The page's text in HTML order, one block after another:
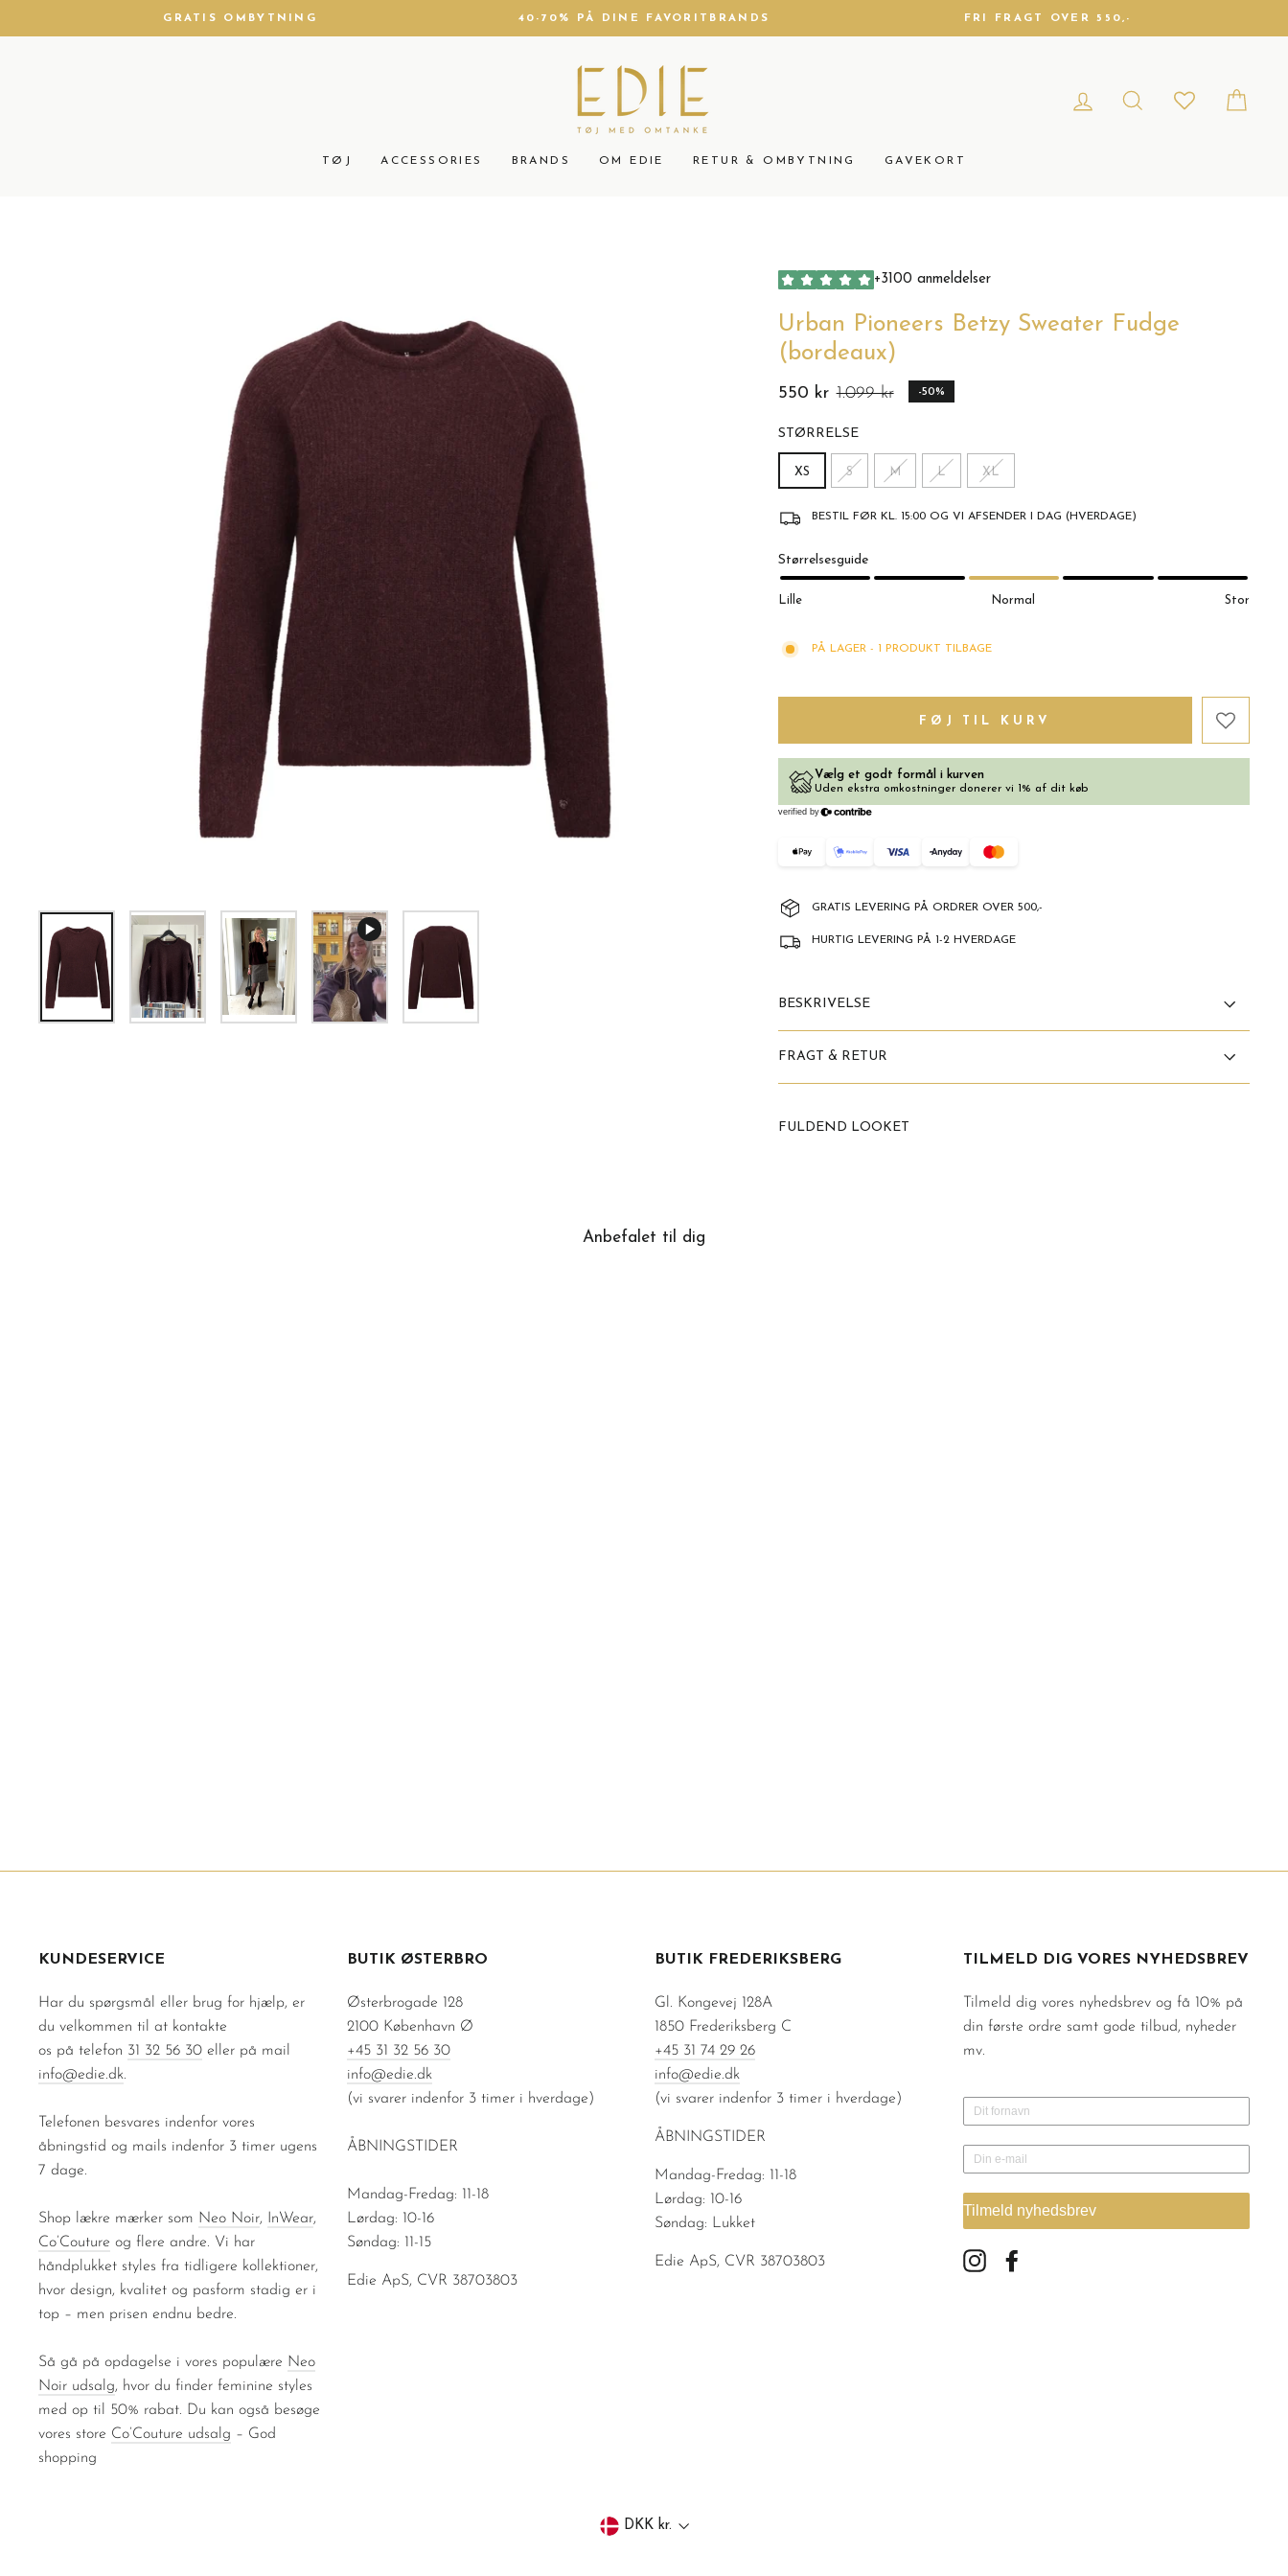
til
slideshow
pause
GRATIS OMBYTNING 40-70% PÅ DINE FAVORITBRANDS FRI FRAGT OVER 550,-
LOG INDSØG
TØJ ACCESSORIES BRANDS OM EDIE RETUR & OMBYTNING GAVEKORT
+3100 anmeldelser
Urban Pioneers Betzy Sweater Fudge
(bordeaux)
Normalpris
Udsalgspris
550 kr 1.099 kr -50%
STØRRELSE
XS S M L XL
BESTIL FØR KL. 15:00 OG VI AFSENDER I DAG (HVERDAGE)
Størrelsesguide
Lille Normal Stor
PÅ LAGER - 1 PRODUKT TILBAGE
FØJ TIL KURV
GRATIS LEVERING PÅ ORDRER OVER 500,-
HURTIG LEVERING PÅ 1-2 HVERDAGE
BESKRIVELSE
FRAGT & RETUR
FULDEND LOOKET
Anbefalet til dig
KUNDESERVICE
Har du spørgsmål eller brug for hjælp, er
du velkommen til at kontakte
os på telefon 31 32 56 30 eller på mail
info@edie.dk.
Telefonen besvares indenfor vores
åbningstid og mails indenfor 3 timer ugens
7 dage.
Shop lækre mærker som Neo Noir, InWear,
Co’Couture og flere andre. Vi har
håndplukket styles fra tidligere kollektioner,
hvor design, kvalitet og pasform stadig er i
top – men prisen endnu bedre.
Så gå på opdagelse i vores populære Neo
Noir udsalg, hvor du finder feminine styles
med op til 50% rabat. Du kan også besøge
vores store Co’Couture udsalg – God
shopping
BUTIK ØSTERBRO
Østerbrogade 128
2100 København Ø
+45 31 32 56 30
info@edie.dk
(vi svarer indenfor 3 timer i hverdage)
ÅBNINGSTIDER
Mandag-Fredag: 11-18
Lørdag: 10-16
Søndag: 11-15
Edie ApS, CVR 38703803
BUTIK FREDERIKSBERG
Gl. Kongevej 128A
1850 Frederiksberg C
+45 31 74 29 26
info@edie.dk
(vi svarer indenfor 3 timer i hverdage)
ÅBNINGSTIDER
Mandag-Fredag: 11-18
Lørdag: 10-16
Søndag: Lukket
Edie ApS, CVR 38703803
TILMELD DIG VORES NYHEDSBREV
Tilmeld dig vores nyhedsbrev og få 10% på
din første ordre samt gode tilbud, nyheder
mv.
Tilmeld nyhedsbrev
Instagram
ValutaDKK kr.